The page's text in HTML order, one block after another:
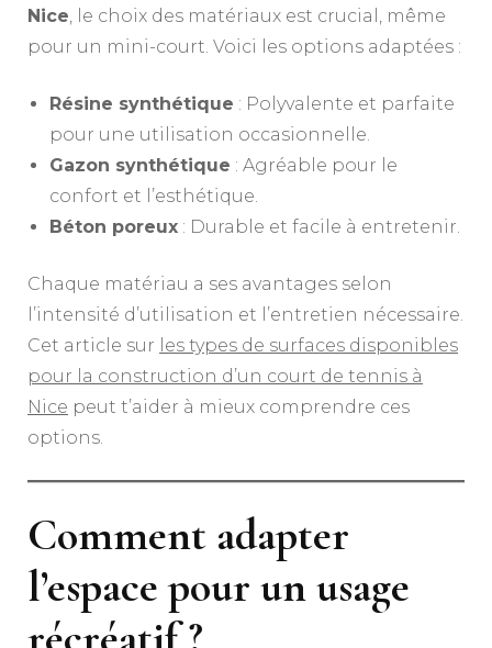
Nice, le choix des matériaux est crucial, même
pour un mini-court. Voici les options adaptées :
Résine synthétique : Polyvalente et parfaite
pour une utilisation occasionnelle.
Gazon synthétique : Agréable pour le
confort et l’esthétique.
Béton poreux : Durable et facile à entretenir.
Chaque matériau a ses avantages selon
l’intensité d’utilisation et l’entretien nécessaire.
Cet article sur les types de surfaces disponibles
pour la construction d’un court de tennis à
Nice peut t’aider à mieux comprendre ces
options.
Comment adapter
l’espace pour un usage